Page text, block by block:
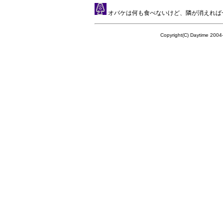
オバケは何も食べないけど、隣が消えれ
Copyright(C) Daytime